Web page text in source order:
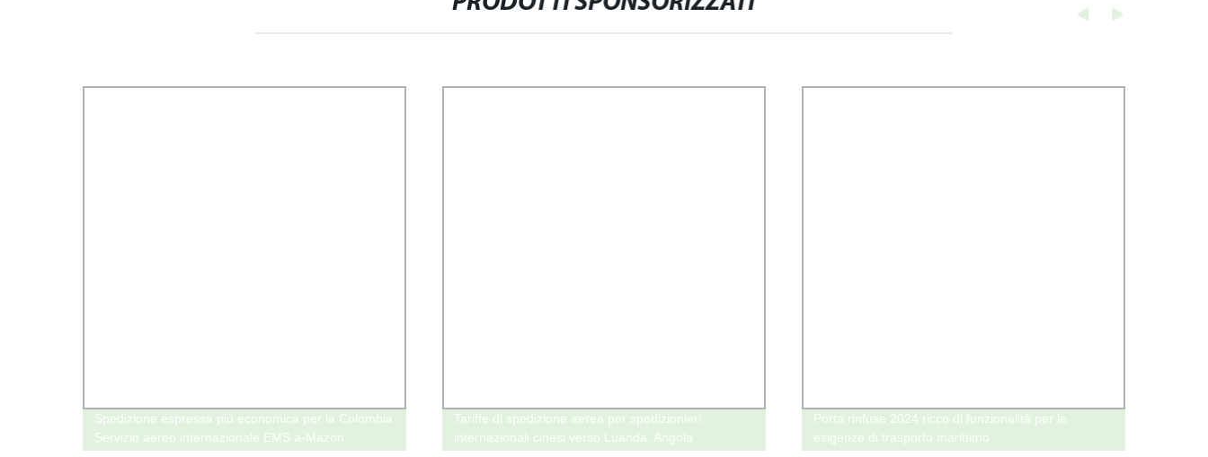
Spedizione espressa più economica per la Colombia
Servizio aereo internazionale EMS a-Mazon
Tariffe di spedizione aerea per spedizionieri
internazionali cinesi verso Luanda, Angola
Porta rinfuse 2024 ricco di funzionalità per le
esigenze di trasporto marittimo